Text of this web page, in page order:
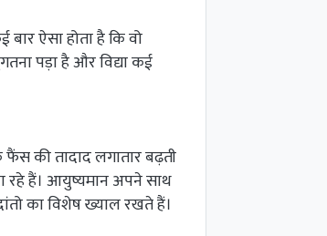
ऐसा होता है कि वो
पड़ा है और विद्या कई
की तादाद लगातार बढ़ती
रहे हैं। आयुष्यमान अपने साथ
का विशेष ख्याल रखते हैं।